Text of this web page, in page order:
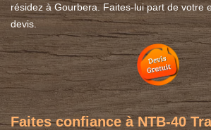
résidez à Gourbera. Faites-lui part de votre
devis.
Faites confiance à NTB-40